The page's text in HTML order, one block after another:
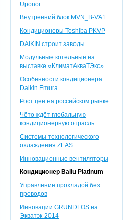
Uponor
Внутренний блок MVN_B-VA1
Кондиционеры Toshiba PKVP
DAIKIN строит заводы
Модульные котельные на
выставке «КлиматАкваТЭкс»
Особенности кондиционера
Daikin Emura
Рост цен на российском рынке
Чёто ждёт глобальную
кондиционерную отрасль
Системы технологического
охлаждения ZEAS
Инновационные вентиляторы
Кондиционер Ballu Platinum
Управление прохладой без
проводов
Инновации GRUNDFOS на
Экватэк-2014